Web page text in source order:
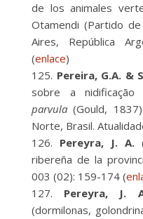
de los animales
Otamendi (Partido
Aires, República
(enlace)
Pereira, G.A. &
sobre a nidificação
parvula (Gould,
Norte, Brasil.
Pereyra, J. A.
ribereña de la
003 (02): 159-174 (
Pereyra, J.
(dormilonas,